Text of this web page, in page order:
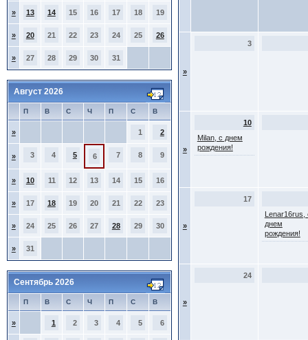
» 13 14 15 16 17 18 19
» 20 21 22 23 24 25 26
» 27 28 29 30 31
Август 2026
П В С Ч П С В
» 1 2
» 3 4 5 6 7 8 9
» 10 11 12 13 14 15 16
» 17 18 19 20 21 22 23
» 24 25 26 27 28 29 30
» 31
Сентябрь 2026
П В С Ч П С В
» 1 2 3 4 5 6
»
3
»
10
Milan, с днем
рождения!
»
17
Lenar16rus,
днем
рождения!
»
24